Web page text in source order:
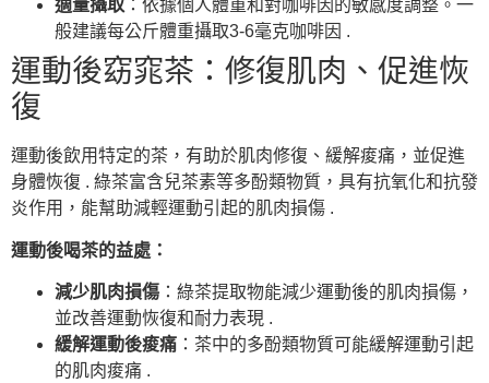
適量攝取 ：依據個人體重和對咖啡因的敏感度調整。一
般建議每公斤體重攝取3-6毫克咖啡因 .
運動後窈窕茶：修復肌肉、促進恢
復
運動後飲用特定的茶，有助於肌肉修復、緩解痠痛，並促進
身體恢復 . 綠茶富含兒茶素等多酚類物質，具有抗氧化和抗發
炎作用，能幫助減輕運動引起的肌肉損傷 .
運動後喝茶的益處：
減少肌肉損傷 ：綠茶提取物能減少運動後的肌肉損傷，
並改善運動恢復和耐力表現 .
緩解運動後痠痛 ：茶中的多酚類物質可能緩解運動引起
的肌肉痠痛 .